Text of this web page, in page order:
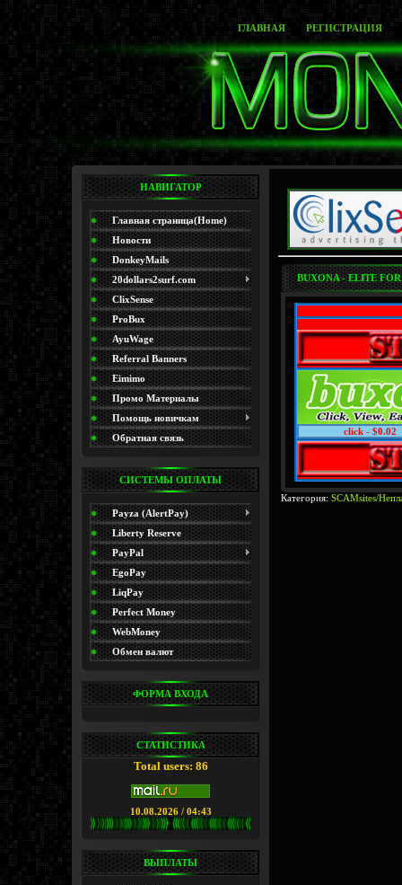
ГЛАВНАЯ РЕГИСТРАЦИЯ
НАВИГАТОР
Главная страница(Home)
Новости
DonkeyMails
20dollars2surf.com
ClixSense
ProBux
AyuWage
Referral Banners
Eimimo
Промо Материалы
(Promo)Помощь новичкам
Обратная связь
СИСТЕМЫ ОПЛАТЫ
Payza (AlertPay)
Liberty Reserve
PayPal
EgoPay
LiqPay
Perfect Money
WebMoney
Обмен валют
ФОРМА ВХОДА
СТАТИСТИКА
Total users: 86
10.08.2026 / 04:43
ВЫПЛАТЫ
BUXONA - ELITE
click - $0.02
Категория: SCAMsites/